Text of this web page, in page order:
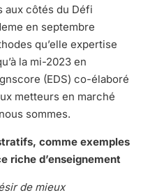
aux côtés du Défi
en septembre
qu’elle expertise
la mi-2023 en
(EDS) co-élaboré
metteurs en marché
sommes.
comme exemples
riche d’enseignement
de mieux